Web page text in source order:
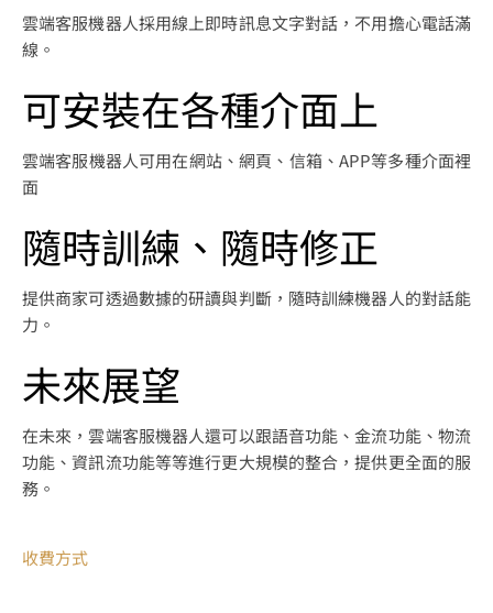
雲端客服機器人採用線上即時訊息文字對話，不用擔心電話滿
線。
可安裝在各種介面上
雲端客服機器人可用在網站、網頁、信箱、APP等多種介面裡
面
隨時訓練、隨時修正
提供商家可透過數據的研讀與判斷，隨時訓練機器人的對話能
力。
未來展望
在未來，雲端客服機器人還可以跟語音功能、金流功能、物流
功能、資訊流功能等等進行更大規模的整合，提供更全面的服
務。
收費方式